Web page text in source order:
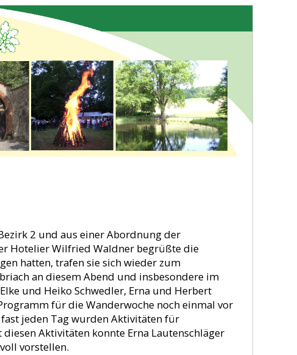
2 und aus einer Abordnung der
Hotelier Wilfried Waldner begrüßte die
hatten, trafen sie sich wieder zum
an diesem Abend und insbesondere im
und Heiko Schwedler, Erna und Herbert
für die Wanderwoche noch einmal vor
jeden Tag wurden Aktivitäten für
Aktivitäten konnte Erna Lautenschläger
vorstellen.